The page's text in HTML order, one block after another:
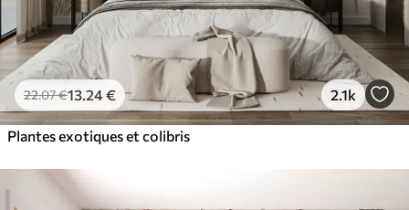
22.07€13 .24€ 2.1k
Plantes exotiques et colibris